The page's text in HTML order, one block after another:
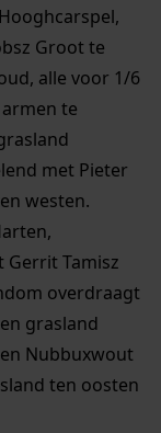
Groot te
alle voor 1/6
te
met Pieter
westen.
Tamisz
overdraagt
grasland
Nubbuxwout
ten oosten